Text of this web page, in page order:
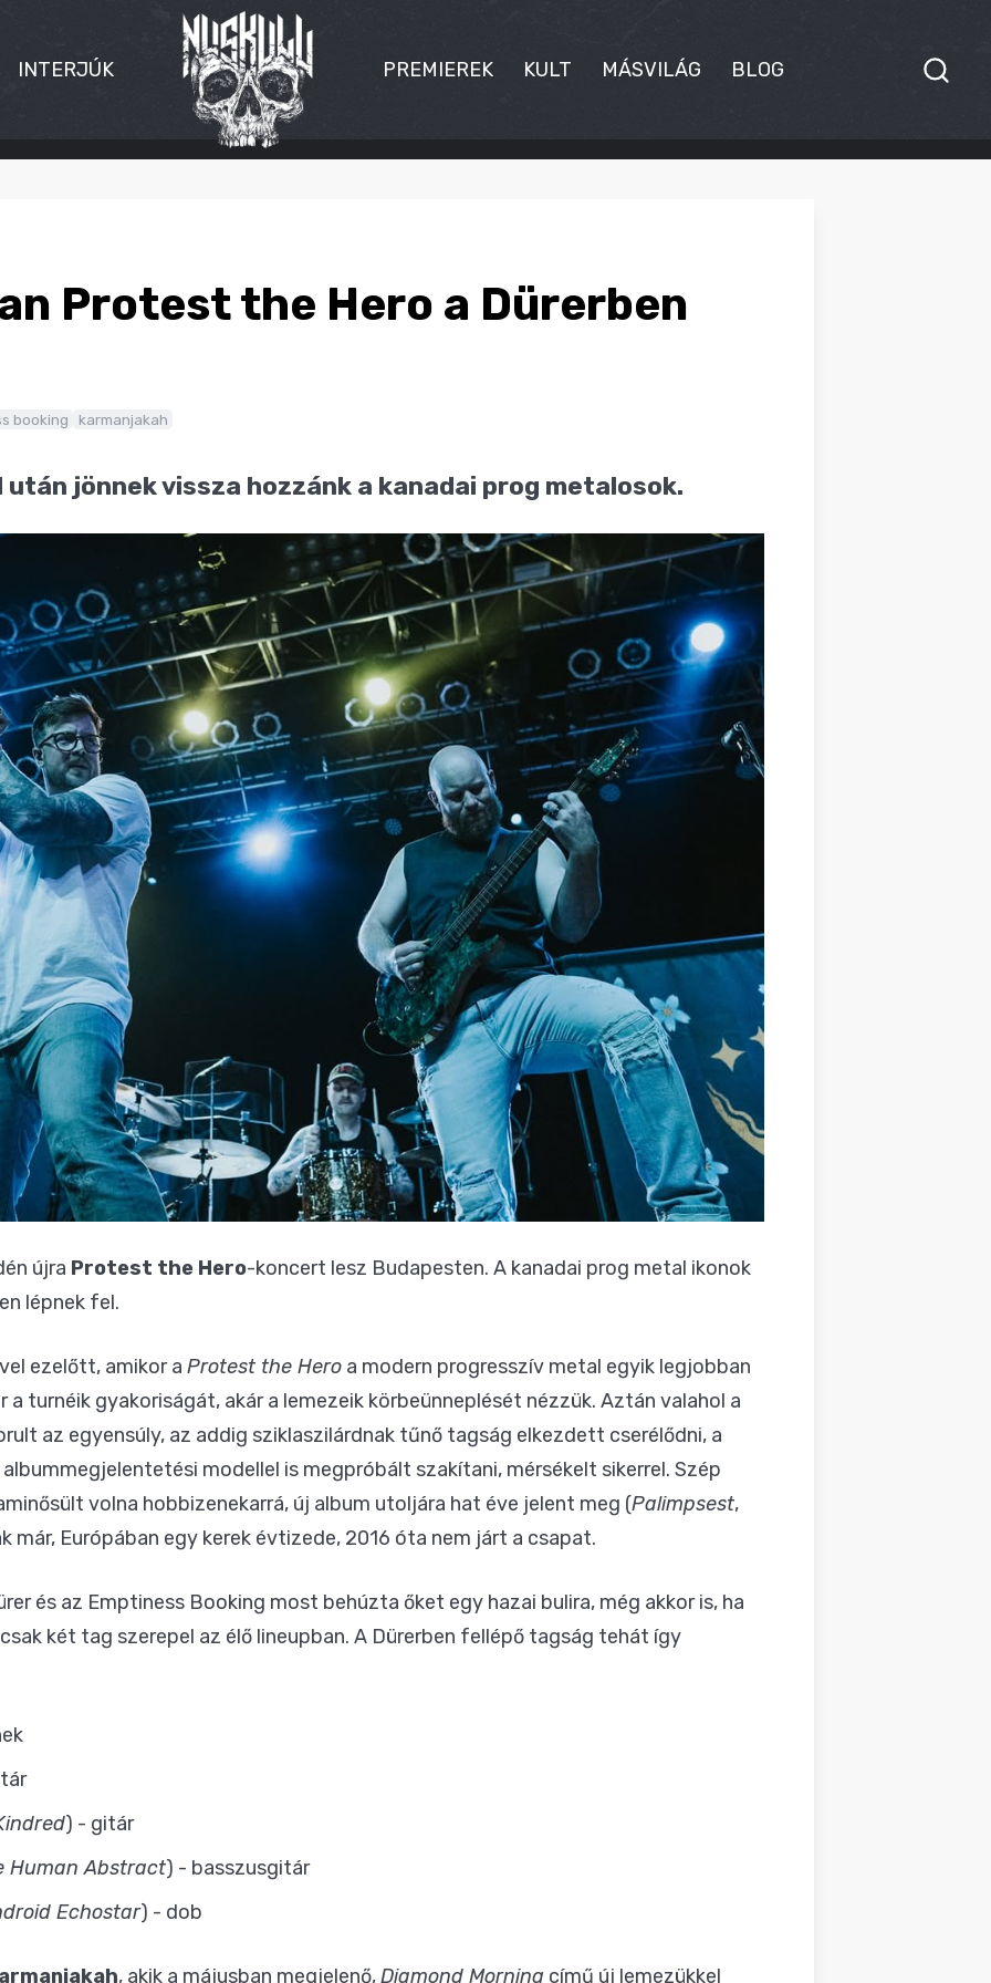
INTERJÚK PREMIEREK KULT MÁSVILÁG BLOG
Protest the Hero a Dürerben
booking karmanjakah
jönnek vissza hozzánk a kanadai prog metalosok.
újra Protest the Hero-koncert lesz Budapesten. A kanadai prog metal ikonok
lépnek fel.
ezelőtt, amikor a Protest the Hero a modern progresszív metal egyik legjobban
turnéik gyakoriságát, akár a lemezeik körbeünneplését nézzük. Aztán valahol a
az egyensúly, az addig sziklaszilárdnak tűnő tagság elkezdett cserélődni, a
modellel is megpróbált szakítani, mérsékelt sikerrel. Szép
volna hobbizenekarrá, új album utoljára hat éve jelent meg (Palimpsest,
már, Európában egy kerek évtizede, 2016 óta nem járt a csapat.
és az Emptiness Booking most behúzta őket egy hazai bulira, még akkor is, ha
két tag szerepel az élő lineupban. A Dürerben fellépő tagság tehát így
) - gitár
Human Abstract) - basszusgitár
Echostar) - dob
, akik a májusban megjelenő,Diamond Morning című új lemezükkel